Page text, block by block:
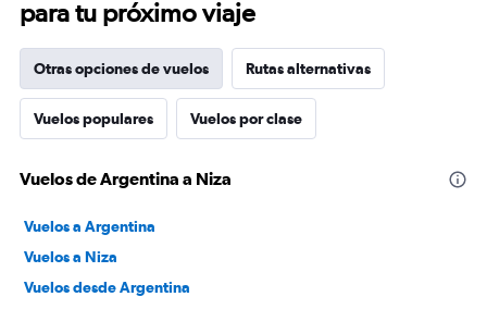
para tu próximo viaje
Otras opciones de vuelos Rutas alternativas
Vuelos populares Vuelos por clase
Vuelos de Argentina a Niza
Vuelos a Argentina
Vuelos a Niza
Vuelos desde Argentina